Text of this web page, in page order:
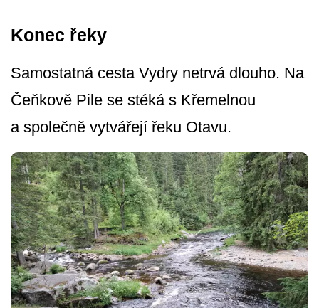
Konec řeky
Samostatná cesta Vydry netrvá dlouho. Na
Čeňkově Pile se stéká s Křemelnou
a společně vytvářejí řeku Otavu.